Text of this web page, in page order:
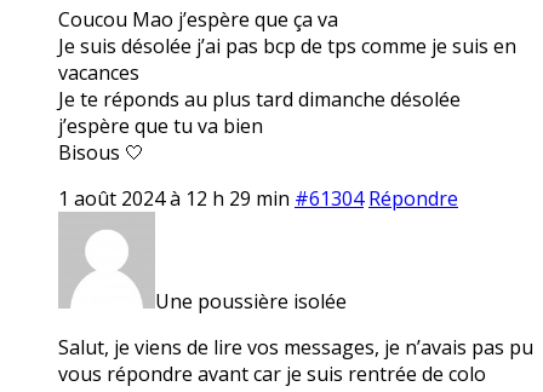
Coucou Mao j’espère que ça va
Je suis désolée j’ai pas bcp de tps comme je suis en
vacances
Je te réponds au plus tard dimanche désolée
j’espère que tu va bien
Bisous 🤍
1 août 2024 à 12 h 29 min #61304 Répondre
Une poussière isolée
Salut, je viens de lire vos messages, je n’avais pas pu
vous répondre avant car je suis rentrée de colo